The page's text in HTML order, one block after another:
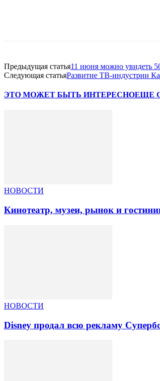
Предыдущая статья11 июня можно увидеть
Следующая статьяРазвитие ТВ-индустрии
ЭТО МОЖЕТ БЫТЬ ИНТЕРЕСНОЕЩЕ
НОВОСТИ
Кинотеатр, музеи, рынок и
НОВОСТИ
Disney продал всю рекламу